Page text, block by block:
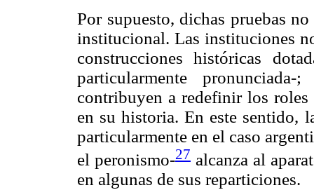
Por supuesto, dichas pruebas
institucional. Las instituciones
construcciones históricas
particularmente
contribuyen a redefinir los
en su historia. En este sentido,
particularmente en el caso
el peronismo-27 alcanza al
en algunas de sus reparticiones.